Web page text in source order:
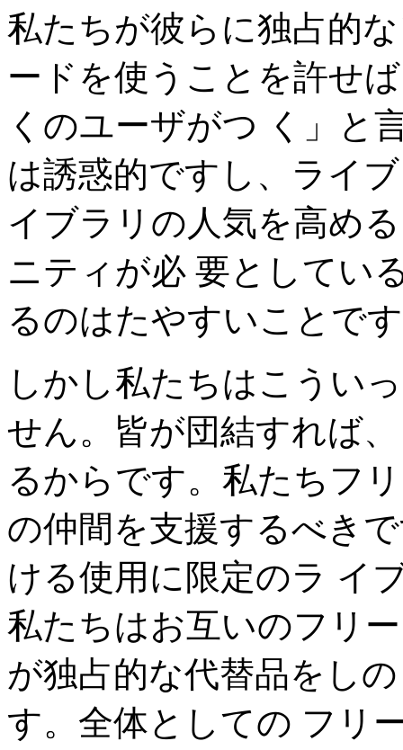
私たちが彼らに独占的
ードを使うことを許せ
くのユーザがつ く」と
は誘惑的ですし、ライ
イブラリの人気を高め
ニティが必 要としてい
るのはたやすいことで
しかし私たちはこうい
せん。皆が団結すれば
るからです。私たちフ
の仲間を支援するべき
ける使用に限定のラ イ
私たちはお互いのフリ
が独占的な代替品をし
す。全体としての フリ